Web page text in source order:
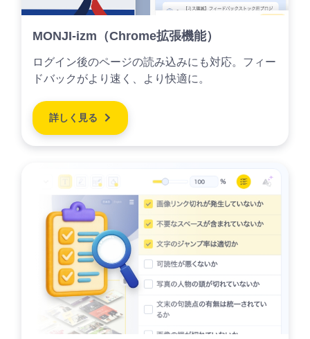
MONJI-izm（Chrome拡張機能）
ログイン後のページの読み込みにも対応。フィー
ドバックがより速く、より快適に。
詳しく見る